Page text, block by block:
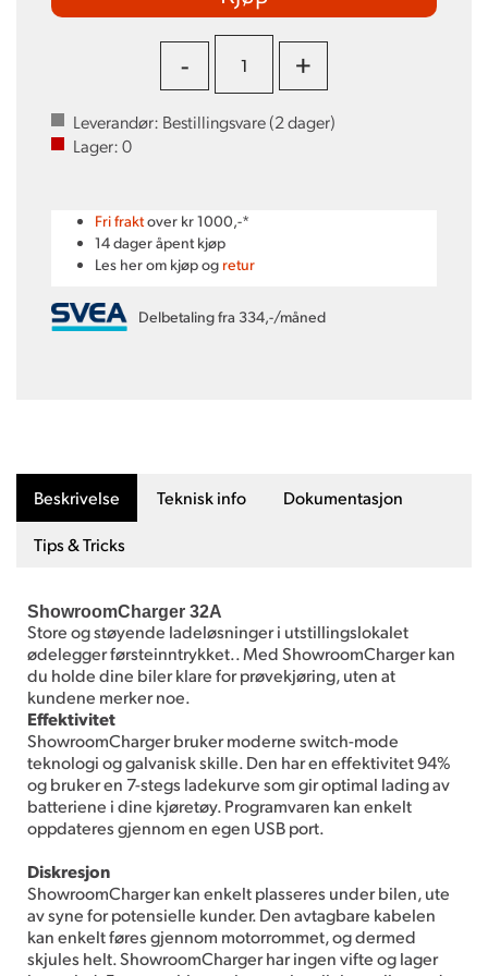
- +
Leverandør: Bestillingsvare (2dager)
Lager:0
Fri fraktover kr 1000,-*
14 dager åpent kjøp
Les her om kjøp og retur
Delbetaling fra 334,-/måned
Beskrivelse Teknisk info Dokumentasjon
Tips & Tricks
ShowroomCharger 32A
Store og støyende ladeløsninger i utstillingslokalet
ødelegger førsteinntrykket.. Med ShowroomCharger kan
du holde dine biler klare for prøvekjøring, uten at
kundene merker noe.
Effektivitet
ShowroomCharger bruker moderne switch-mode
teknologi og galvanisk skille. Den har en effektivitet 94%
og bruker en 7-stegs ladekurve som gir optimal lading av
batteriene i dine kjøretøy. Programvaren kan enkelt
oppdateres gjennom en egen USB port.
Diskresjon
ShowroomCharger kan enkelt plasseres under bilen, ute
av syne for potensielle kunder. Den avtagbare kabelen
kan enkelt føres gjennom motorrommet, og dermed
skjules helt. ShowroomCharger har ingen vifte og lager